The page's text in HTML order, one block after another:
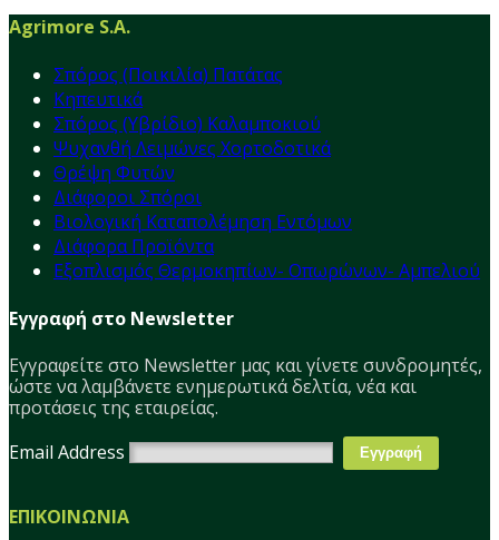
Agrimore S.A.
Σπόρος (Ποικιλία) Πατάτας
Κηπευτικά
Σπόρος (Υβρίδιο) Καλαμποκιού
Ψυχανθή Λειμώνες Χορτοδοτικά
Θρέψη Φυτών
Διάφοροι Σπόροι
Βιολογική Καταπολέμηση Εντόμων
Διάφορα Προϊόντα
Εξοπλισμός Θερμοκηπίων- Οπωρώνων- Αμπελιού
Εγγραφή στο Newsletter
Εγγραφείτε στο Νewsletter μας και γίνετε συνδρομητές,
ώστε να λαμβάνετε ενημερωτικά δελτία, νέα και
προτάσεις της εταιρείας.
Email Address
ΕΠΙΚΟΙΝΩΝΙΑ